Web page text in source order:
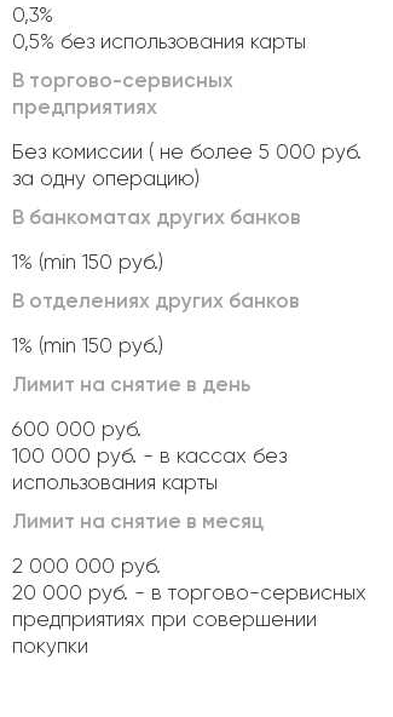
0,3%
0,5% без использования карты
В торгово-сервисных
предприятиях
Без комиссии ( не более 5 000 руб.
за одну операцию)
В банкоматах других банков
1% (min 150 руб.)
В отделениях других банков
1% (min 150 руб.)
Лимит на снятие в день
600 000 руб.
100 000 руб. - в кассах без
использования карты
Лимит на снятие в месяц
2 000 000 руб.
20 000 руб. - в торгово-сервисных
предприятиях при совершении
покупки